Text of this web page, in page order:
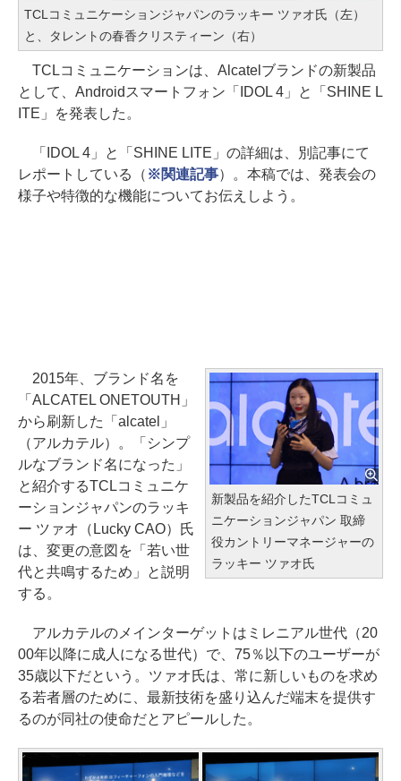
TCLコミュニケーションジャパンのラッキー ツァオ氏（左）
と、タレントの春香クリスティーン（右）
TCLコミュニケーションは、Alcatelブランドの新製品
として、Androidスマートフォン「IDOL 4」と「SHINE L
ITE」を発表した。
「IDOL 4」と「SHINE LITE」の詳細は、別記事にて
レポートしている（ ※関連記事）。本稿では、発表会の
様子や特徴的な機能についてお伝えしよう。
新製品を紹介したTCLコミュ
ニケーションジャパン 取締
役カントリーマネージャーの
ラッキー ツァオ氏
2015年、ブランド名を
「ALCATEL ONETOUTH」
から刷新した「alcatel」
（アルカテル）。「シンプ
ルなブランド名になった」
と紹介するTCLコミュニケ
ーションジャパンのラッキ
ー ツァオ（Lucky CAO）氏
は、変更の意図を「若い世
代と共鳴するため」と説明
する。
アルカテルのメインターゲットはミレニアル世代（20
00年以降に成人になる世代）で、75％以下のユーザーが
35歳以下だという。ツァオ氏は、常に新しいものを求め
る若者層のために、最新技術を盛り込んだ端末を提供す
るのが同社の使命だとアピールした。